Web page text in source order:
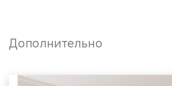
Дополнительно